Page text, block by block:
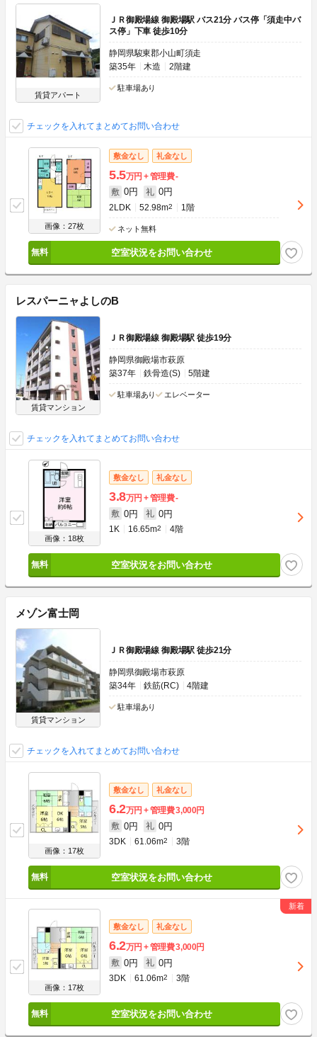
賃貸アパート
ＪＲ御殿場線 御殿場駅 バス21分 バス停「須走中バ
ス停」下車 徒歩10分
静岡県駿東郡小山町須走
築35年
木造 2階建
駐車場あり
チェックを入れてまとめてお問い合わせ
画像：27枚
敷金なし 礼金なし
5.5万円 管理費-
敷 0円 礼 0円
2LDK 52.98m2 1階
ネット無料
空室状況をお問い合わせ
レスパーニャよしのB
賃貸マンション
ＪＲ御殿場線 御殿場駅 徒歩19分
静岡県御殿場市萩原
築37年
鉄骨造(S) 5階建
駐車場あり エレベーター
チェックを入れてまとめてお問い合わせ
画像：18枚
敷金なし 礼金なし
3.8万円 管理費-
敷 0円 礼 0円
1K 16.65m2 4階
空室状況をお問い合わせ
メゾン富士岡
賃貸マンション
ＪＲ御殿場線 御殿場駅 徒歩21分
静岡県御殿場市萩原
築34年
鉄筋(RC) 4階建
駐車場あり
チェックを入れてまとめてお問い合わせ
画像：17枚
敷金なし 礼金なし
6.2万円 管理費3,000円
敷 0円 礼 0円
3DK 61.06m2 3階
空室状況をお問い合わせ
画像：17枚
敷金なし 礼金なし
6.2万円 管理費3,000円
敷 0円 礼 0円
3DK 61.06m2 3階
空室状況をお問い合わせ